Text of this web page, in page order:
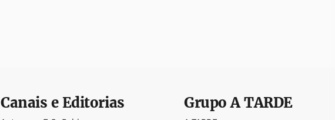
Canais e Editorias GrupoA TARDE